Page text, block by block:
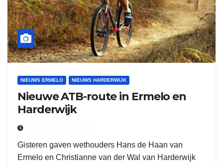
gijs zwart interieurbouw
NIEUWS ERMELO NIEUWS HARDERWIJK
Nieuwe ATB-route in Ermelo en
Harderwijk
Gisteren gaven wethouders Hans de Haan van
Ermelo en Christianne van der Wal van Harderwijk